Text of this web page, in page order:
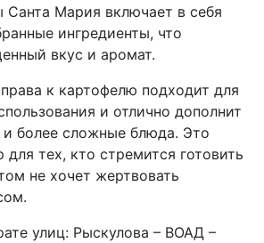
Санта Мария включает в себя
ингредиенты, что
вкус и аромат.
к картофелю подходит для
и отлично дополнит
и более сложные блюда. Это
тех, кто стремится готовить
не хочет жертвовать
улиц: Рыскулова – ВОАД –